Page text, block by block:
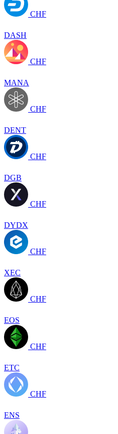
CHF
DASH
CHF
MANA
CHF
DENT
CHF
DGB
CHF
DYDX
CHF
XEC
CHF
EOS
CHF
ETC
CHF
ENS